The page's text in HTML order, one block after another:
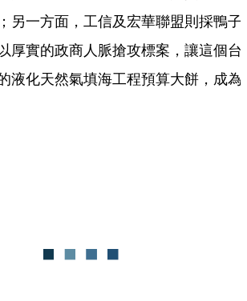
另一方面，工信及宏華聯盟則採鴨子
厚實的政商人脈搶攻標案，讓這個台
液化天然氣填海工程預算大餅，成為